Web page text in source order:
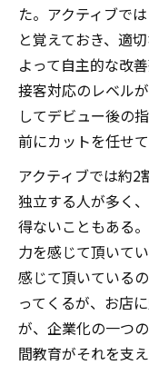
た。アクティブで
と覚えておき、適
よって自主的な改
接客対応のレベル
してデビュー後の
前にカットを任せ
アクティブでは約2
独立する人が多く
得ないこともある
力を感じて頂いて
感じて頂いている
ってくるが、お店
が、企業化の一つ
間教育がそれを支